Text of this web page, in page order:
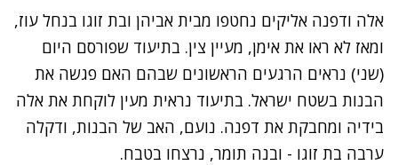
אלה ודפנה אליקים נחטפו מבית אביהן ובת זוגו בנחל עוז,
ומאז לא ראו את אימן, מעיין צין. בתיעוד שפורסם היום
(שני) נראים הרגעים הראשונים שבהם האם פגשה את
הבנות בשטח ישראל. בתיעוד נראית מעין לוקחת את אלה
בידיה ומחבקת את דפנה. נועם, האב של הבנות, ודקלה
ערבה בת זוגו - ובנה תומר, נרצחו בטבח.